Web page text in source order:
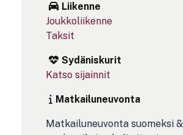
Liikenne
Joukkoliikenne
Taksit
Sydäniskurit
Katso sijainnit
Matkailuneuvonta
Matkailuneuvonta suomeksi &